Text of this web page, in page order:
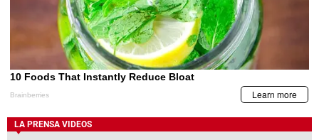
LA PRENSA VIDEOS